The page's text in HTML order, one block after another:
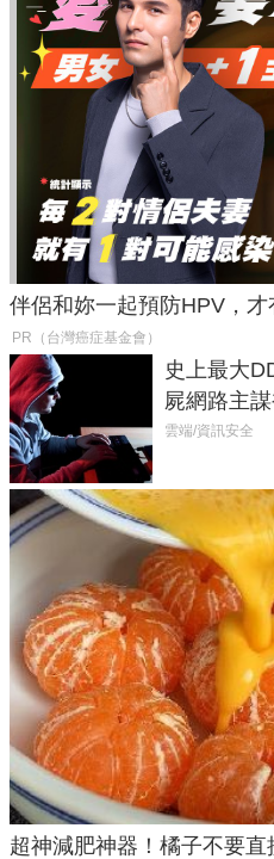
伴侶和妳一起預防HPV，才
PR（台灣癌症基金會）
史上最大
屍網路主
癱瘓全球！
雲端/資訊安全
超神減肥神器！橘子不要